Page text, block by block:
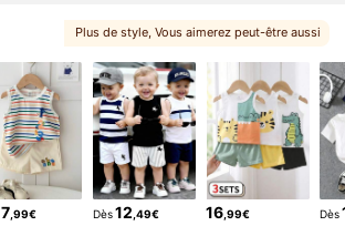
Plus de style, Vous aimerez peut-être aussi
, Vous pouvez aimer
7,99€ Dès12 ,49€ 16 ,99€ Dès